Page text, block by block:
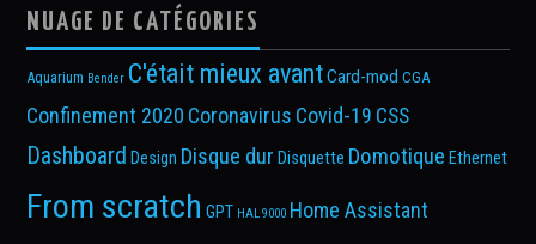
NUAGE DE CATÉGORIES
Aquarium Bender C'était mieux avantCard-mod CGA
Confinement 2020 Coronavirus Covid-19 CSS
Dashboard Design Disque dur Disquette Domotique Ethernet
From scratch GPT HAL 9000 Home Assistant